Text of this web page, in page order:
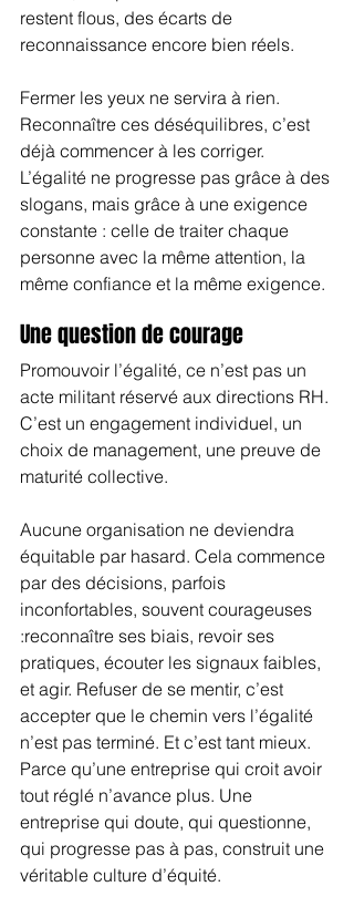
restent flous, des écarts de
reconnaissance encore bien réels.
Fermer les yeux ne servira à rien.
Reconnaître ces déséquilibres, c’est
déjà commencer à les corriger.
L’égalité ne progresse pas grâce à des
slogans, mais grâce à une exigence
constante : celle de traiter chaque
personne avec la même attention, la
même confiance et la même exigence.
Une question de courage
Promouvoir l’égalité, ce n’est pas un
acte militant réservé aux directions RH.
C’est un engagement individuel, un
choix de management, une preuve de
maturité collective.
Aucune organisation ne deviendra
équitable par hasard. Cela commence
par des décisions, parfois
inconfortables, souvent courageuses
:reconnaître ses biais, revoir ses
pratiques, écouter les signaux faibles,
et agir. Refuser de se mentir, c’est
accepter que le chemin vers l’égalité
n’est pas terminé. Et c’est tant mieux.
Parce qu’une entreprise qui croit avoir
tout réglé n’avance plus. Une
entreprise qui doute, qui questionne,
qui progresse pas à pas, construit une
véritable culture d’équité.